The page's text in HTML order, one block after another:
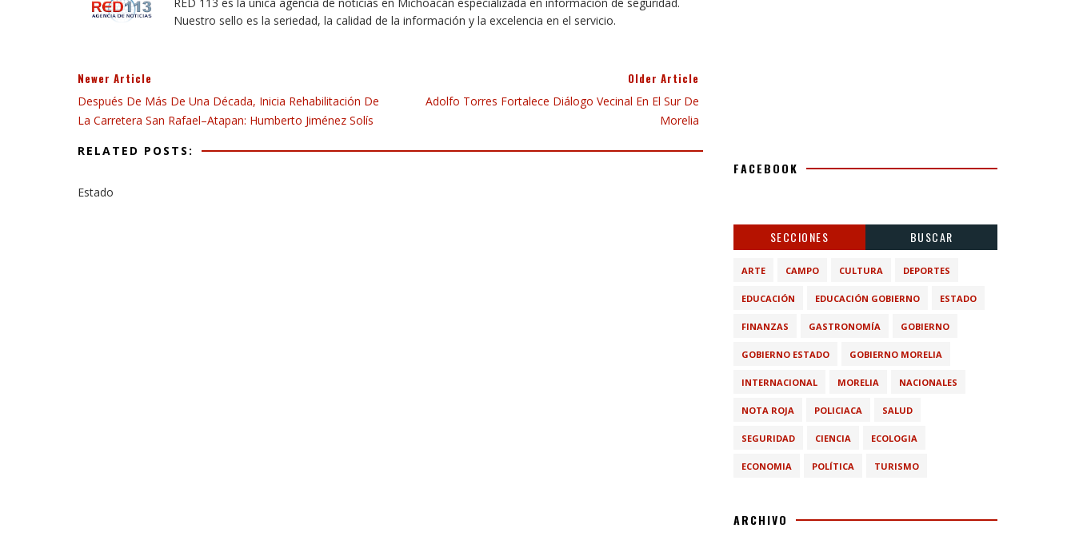
Nuestro sello es la seriedad, la calidad de la información y la excelencia en el servicio.
Newer Article
Después De Más De Una Década, Inicia Rehabilitación De
La Carretera San Rafael–Atapan: Humberto Jiménez Solís
Older Article
Adolfo Torres Fortalece Diálogo Vecinal En El Sur De
Morelia
RELATED POSTS:
Estado
FACEBOOK
SECCIONES BUSCAR
ARTE CAMPO CULTURA DEPORTES
EDUCACIÓN EDUCACIÓN GOBIERNO ESTADO
FINANZAS GASTRONOMÍA GOBIERNO
GOBIERNO ESTADO GOBIERNO MORELIA
INTERNACIONAL MORELIA NACIONALES
NOTA ROJA POLICIACA SALUD
SEGURIDAD CIENCIA ECOLOGIA
ECONOMIA POLÍTICA TURISMO
ARCHIVO